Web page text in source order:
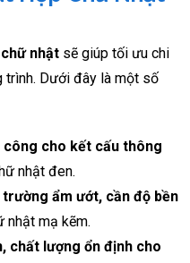
nhật sẽ giúp tối ưu chi
trình. Dưới đây là một số
cho kết cấu thông
nhật đen.
ẩm ướt, cần độ bền
mạ kẽm.
chất lượng ổn định cho